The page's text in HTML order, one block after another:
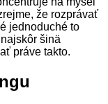
že rozprávať
jednoduché to
šinä
práve takto.